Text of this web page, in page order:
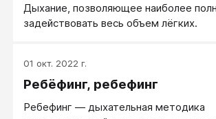
Дыхание, позволяющее наиболее
задействовать весь объем лёгких.
01 окт. 2022 г.
Ребёфинг, ребефинг
Ребефинг — дыхательная методика